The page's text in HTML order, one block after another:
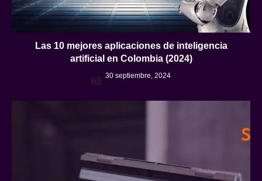
Las 10 mejores aplicaciones de inteligencia
artificial en Colombia (2024)
30 septiembre, 2024